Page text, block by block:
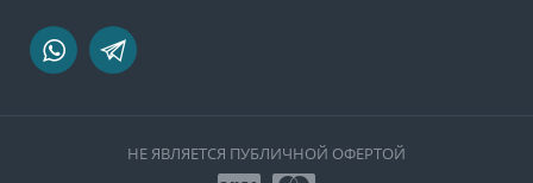
НЕ ЯВЛЯЕТСЯ ПУБЛИЧНОЙ ОФЕРТОЙ